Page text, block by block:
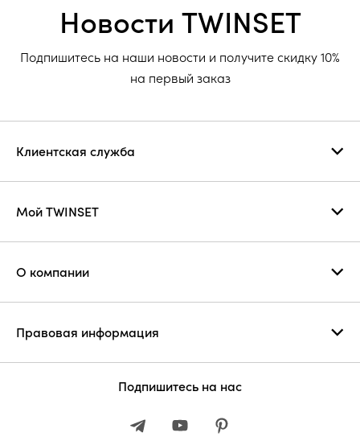
Новости TWINSET
Подпишитесь на наши новости и получите скидку 10%
на первый заказ
Клиентская служба
Мой TWINSET
О компании
Правовая информация
Подпишитесь на нас